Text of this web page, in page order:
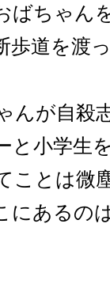
ばちゃん
歩道を渡
んが自殺
と小学生
ことは微
にあるの